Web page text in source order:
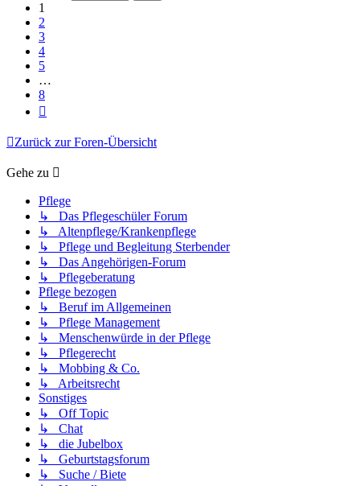
1
2
3
4
5
…
8
Zurück zur Foren-Übersicht
Gehe zu
Pflege
↳ Das Pflegeschüler Forum
↳ Altenpflege/Krankenpflege
↳ Pflege und Begleitung Sterbender
↳ Das Angehörigen-Forum
↳ Pflegeberatung
Pflege bezogen
↳ Beruf im Allgemeinen
↳ Pflege Management
↳ Menschenwürde in der Pflege
↳ Pflegerecht
↳ Mobbing & Co.
↳ Arbeitsrecht
Sonstiges
↳ Off Topic
↳ Chat
↳ die Jubelbox
↳ Geburtstagsforum
↳ Suche / Biete